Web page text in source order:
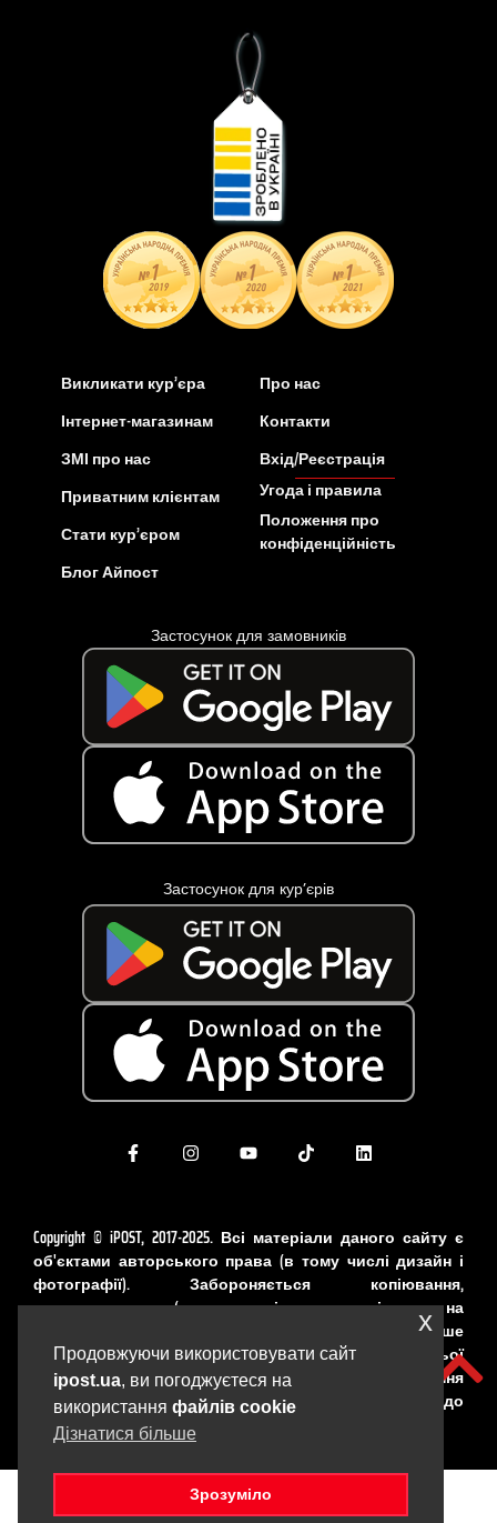
Викликати кур’єра
Інтернет-магазинам
ЗМІ про нас
Приватним клієнтам
Стати кур’єром
Блог Айпост
Про нас
Контакти
Вхід/Реєстрація
Угода і правила
Положення про
конфіденційність
Застосунок для замовників
Застосунок для кур’єрів
Copyright © iPOST, 2017-2025. Всі матеріали даного сайту є
об'єктами авторського права (в тому числі дизайн і
фотографії). Забороняється копіювання,
розповсюдження (у тому числі шляхом копіювання на
інші сайти та ресурси в Інтернеті) або будь-яке інше
використання інформації і об'єктів без попередньої
письмової згоди правовласника. Порушення
авторських прав карається відповідно до
законодавства України.
Продовжуючи використовувати сайт
ipost.ua, ви погоджуєтеся на
використання файлів cookie
Дізнатися більше
Зрозуміло
x